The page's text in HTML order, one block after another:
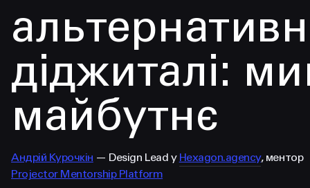
діджиталі:
майбутнє
Андрій Курочкін — Design Lead у Hexagon.agency, ментор
Projector Mentorship Platform